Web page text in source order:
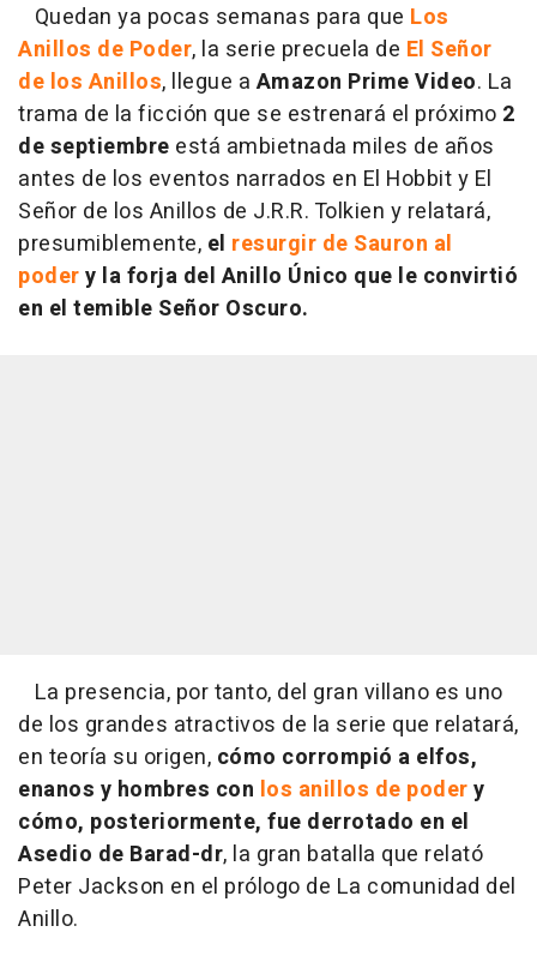
Quedan ya pocas semanas para que Los
Anillos de Poder, la serie precuela de El Señor
de los Anillos, llegue a Amazon Prime Video. La
trama de la ficción que se estrenará el próximo 2
de septiembre está ambietnada miles de años
antes de los eventos narrados en El Hobbit y El
Señor de los Anillos de J.R.R. Tolkien y relatará,
presumiblemente, el resurgir de Sauron al
podery la forja del Anillo Único que le convirtió
en el temible Señor Oscuro.
La presencia, por tanto, del gran villano es uno
de los grandes atractivos de la serie que relatará,
en teoría su origen, cómo corrompió a elfos,
enanos y hombres con los anillos de podery
cómo, posteriormente, fue derrotado en el
Asedio de Barad-dr, la gran batalla que relató
Peter Jackson en el prólogo de La comunidad del
Anillo.